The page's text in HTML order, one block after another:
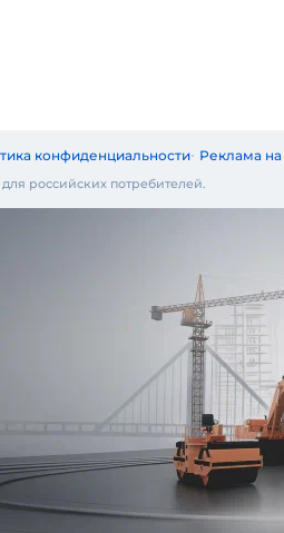
конфиденциальности Реклама на
российских потребителей.